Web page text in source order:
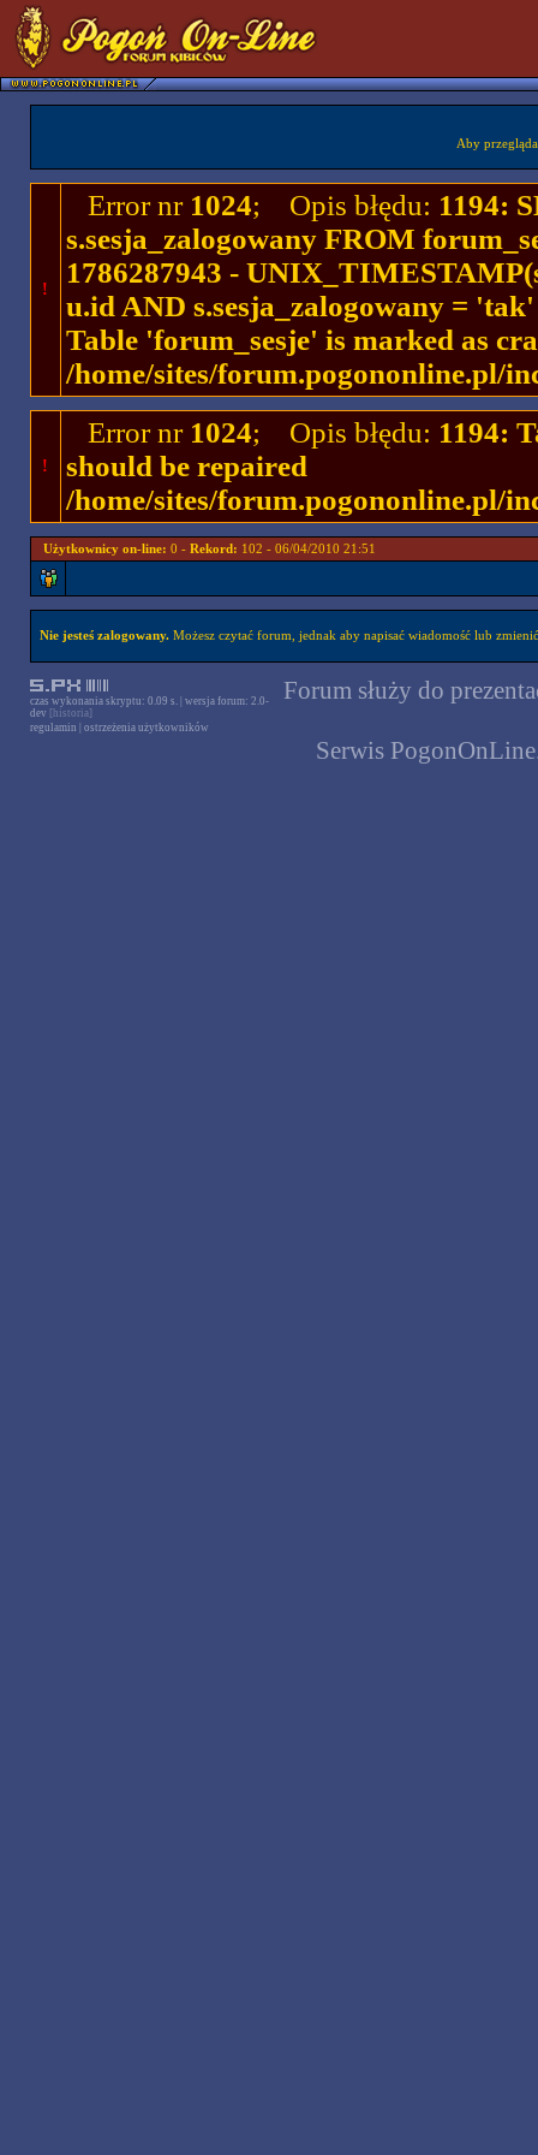
Aby
!
Error nr 1024; Opis błędu: 1194:
s.sesja_zalogowany FROM
1786287943 -
u.id AND s.sesja_zalogowany =
Table 'forum_sesje' is marked as
/home/sites/forum.pogononline.pl/
!
Error nr 1024; Opis błędu: 1194:
should be repaired
/home/sites/forum.pogononline.pl/
Użytkownicy on-line: 0 - Rekord: 102 - 06/04/2010 21:51
Nie jesteś zalogowany.Możesz czytać forum, jednak aby napisać wiadomość lub
czas wykonania skryptu: 0.09 s. | wersja forum: 2.0-
dev [historia]
regulamin
ostrzeżenia użytkowników
Forum służy do
Serwis